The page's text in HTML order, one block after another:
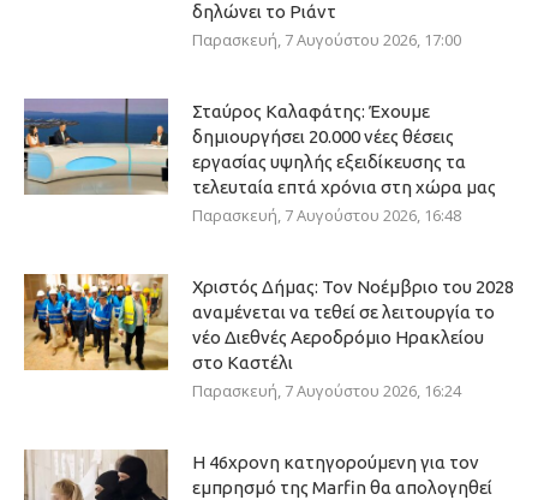
δηλώνει το Ριάντ
Παρασκευή, 7 Αυγούστου 2026, 17:00
Σταύρος Καλαφάτης: Έχουμε
δημιουργήσει 20.000 νέες θέσεις
εργασίας υψηλής εξειδίκευσης τα
τελευταία επτά χρόνια στη χώρα μας
Παρασκευή, 7 Αυγούστου 2026, 16:48
Χριστός Δήμας: Τον Νοέμβριο του 2028
αναμένεται να τεθεί σε λειτουργία το
νέο Διεθνές Αεροδρόμιο Ηρακλείου
στο Καστέλι
Παρασκευή, 7 Αυγούστου 2026, 16:24
Η 46χρονη κατηγορούμενη για τον
εμπρησμό της Marfin θα απολογηθεί